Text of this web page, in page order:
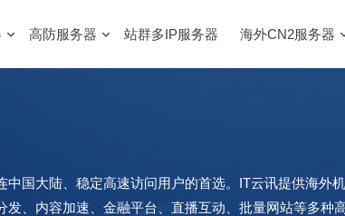
高防服务器 站群多IP服务器 海外CN2服务器
中国大陆、稳定高速访问用户的首选。IT云讯提供海外
、内容加速、金融平台、直播互动、批量网站等多种高